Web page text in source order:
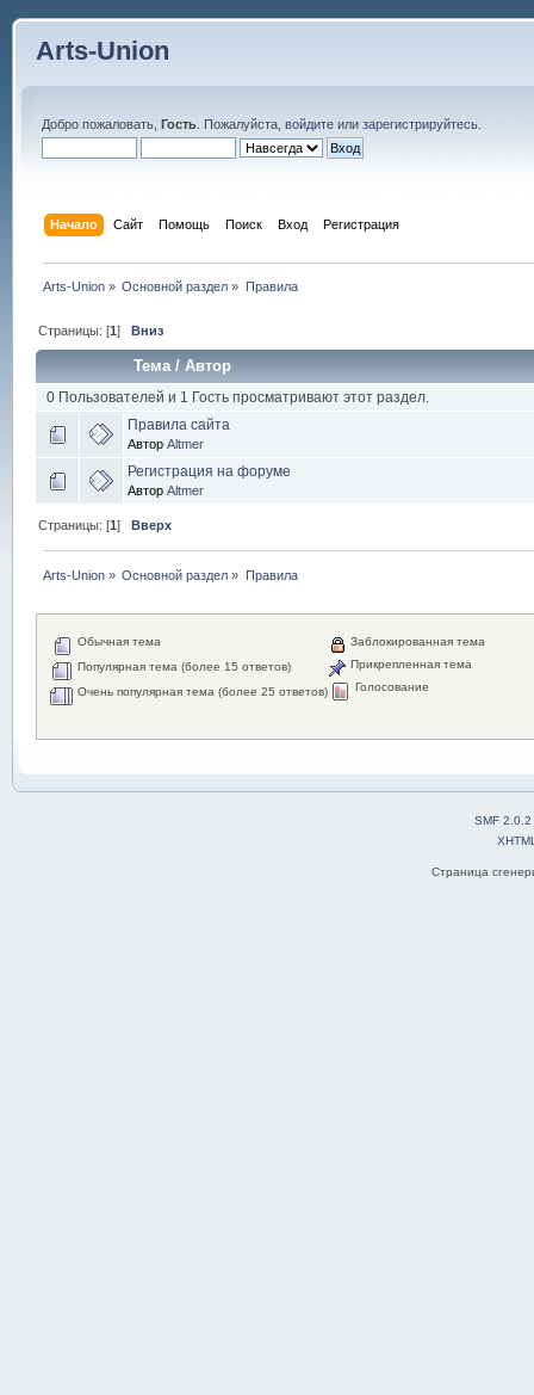
Arts-Union
Добро пожаловать, Гость. Пожалуйста, войдитеили зарегистрируйтесь.
Начало Сайт Помощь Поиск Вход Регистрация
Arts-Union » Основной раздел » Правила
Страницы: [1]Вниз
Тема/ Автор
0 Пользователей и 1 Гость просматривают этот раздел.
Правила сайта
Автор Altmer
Регистрация на форуме
Автор Altmer
Страницы: [1]Вверх
Arts-Union » Основной раздел » Правила
Обычная тема
Популярная тема (более 15 ответов)
Очень популярная тема (более 25 ответов)
Заблокированная тема
Прикрепленная тема
Голосование
SMF 2.0.2
Страница